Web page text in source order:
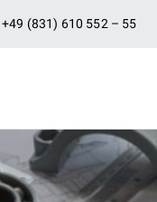
(831) 610 552 – 55